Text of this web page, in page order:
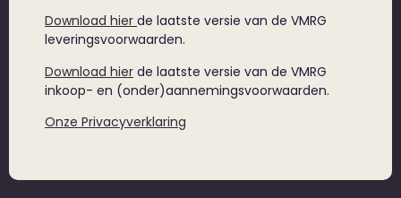
Download hier de laatste versie van de VMRG
leveringsvoorwaarden.
Download hier de laatste versie van de VMRG
inkoop- en (onder)aannemingsvoorwaarden.
Onze Privacyverklaring